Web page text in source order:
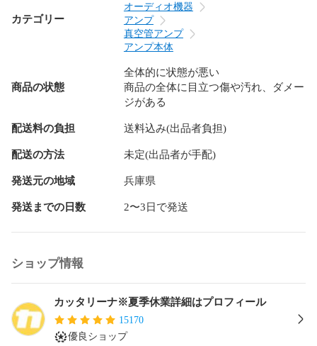
商品名Marantz マランツ PM-15S2 プリメインアンプ 2010年
商品管理番号SR3-11-183
状態前面に少し使用に伴う汚れや小傷がありますが、比較的
綺麗な状態です。
※詳しくは画像をご覧下さいませ。
※こちらの商品は消毒済みです。
場合があります。パワーアンプダイレクトモートは未確認で
す。
※上記理由より難有り品となります。
動作保証外のため、記載事項以外の不具合があった場合も返
カテゴリー
オーディオ機器
アンプ
真空管アンプ
アンプ本体
商品の状態
全体的に状態が悪い
商品の全体に目立つ傷や汚れ、ダメー
ジがある
配送料の負担 送料込み(出品者負担)
配送の方法 未定(出品者が手配)
発送元の地域 兵庫県
発送までの日数 2〜3日で発送
ショップ情報
カッタリーナ※夏季休業詳細はプロフィール
15170
優良ショップ